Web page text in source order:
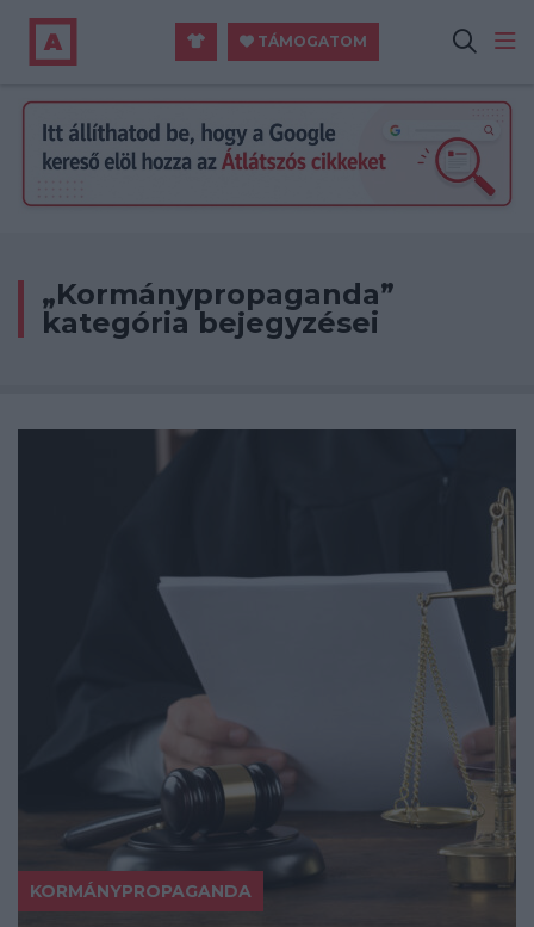
TÁMOGATOM
„Kormánypropaganda”
kategória bejegyzései
KORMÁNYPROPAGANDA